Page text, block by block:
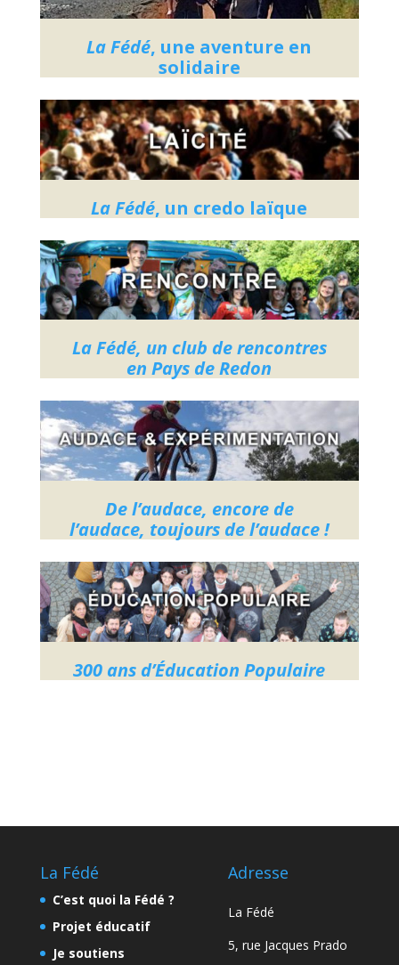
La Fédé, une aventure en
solidaire
La Fédé, un credo laïque
La Fédé, un club de rencontres
en Pays de Redon
De l’audace, encore de
l’audace, toujours de l’audace !
300 ans d’Éducation Populaire
La Fédé
C’est quoi la Fédé ?
Projet éducatif
Je soutiens
Adresse
La Fédé
5, rue Jacques Prado